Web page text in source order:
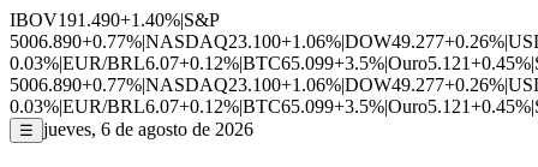
IBOV191.490+1.40%|S&P
5006.890+0.77%|NASDAQ23.100+1.06%|DOW49.277+0.26%|
0.03%|EUR/BRL6.07+0.12%|BTC65.099+3.5%|Ouro5.121+0.45%|
5006.890+0.77%|NASDAQ23.100+1.06%|DOW49.277+0.26%|
0.03%|EUR/BRL6.07+0.12%|BTC65.099+3.5%|Ouro5.121+0.45%|
☰ jueves, 6 de agosto de 2026